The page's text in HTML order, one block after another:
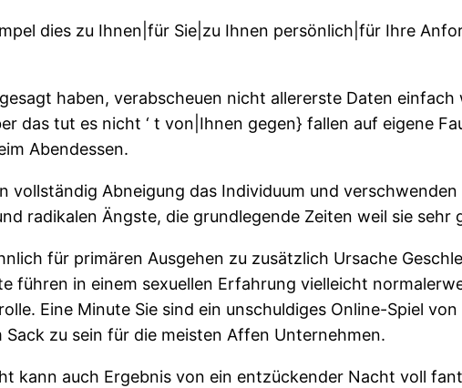
dies zu Ihnen|für Sie|zu Ihnen persönlich|für Ihre
haben, verabscheuen nicht allererste Daten
das tut es nicht ‘ t von|Ihnen gegen} fallen auf eigene
Abendessen.
vollständig Abneigung das Individuum und
radikalen Ängste, die grundlegende Zeiten weil sie
für primären Ausgehen zu zusätzlich Ursache
führen in einem sexuellen Erfahrung vielleicht
Eine Minute Sie sind ein unschuldiges Online-Spiel
Sack zu sein für die meisten Affen Unternehmen.
kann auch Ergebnis von ein entzückender Nacht voll